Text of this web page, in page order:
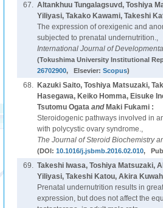
67. Altankhuu Tungalagsuvd, Toshiya
Yiliyasi, Takako Kawami, Takeshi
The expression of orexigenic and
subjected to prenatal undernutrition.,
International Journal of
(Tokushima University Institutional
26702900, Elsevier: Scopus)
68.
Kazuki Saito, Toshiya Matsuzaki,
Hasegawa, Keiko Homma, Eisuke
Tsutomu Ogataand Maki Fukami :
Steroidogenic pathways involved in
with polycystic ovary syndrome.,
The Journal of Steroid Biochemistry
(DOI: 10.1016/j.jsbmb.2016.02.010,
69. Takeshi Iwasa, Toshiya Matsuzaki,
Yiliyasi, Takeshi Katou, Akira
Prenatal undernutrition results in
expression, but does not affect the